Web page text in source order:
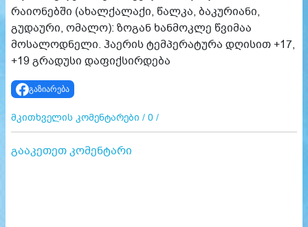
რაიონებში (ახალქალაქი, წალკა, ბაკურიანი,
გუდაური, ომალო): ზოგან ხანმოკლე წვიმაა
მოსალოდნელი. ჰაერის ტემპერატურა დღისით +17,
+19 გრადუსი დაფიქსირდება
გაზიარება
მკითხველის კომენტარები / 0 /
გააკეთეთ კომენტარი